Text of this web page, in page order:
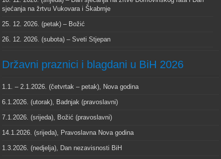
sjećanja na žrtvu Vukovara i Škabrnje
25. 12. 2026. (petak) – Božić
26. 12. 2026. (subota) – Sveti Stjepan
Državni praznici i blagdani u BiH 2026
1.1. – 2.1.2026. (četvrtak – petak), Nova godina
6.1.2026. (utorak), Badnjak (pravoslavni)
7.1.2026. (srijeda), Božić (pravoslavni)
14.1.2026. (srijeda), Pravoslavna Nova godina
1.3.2026. (nedjelja), Dan nezavisnosti BiH